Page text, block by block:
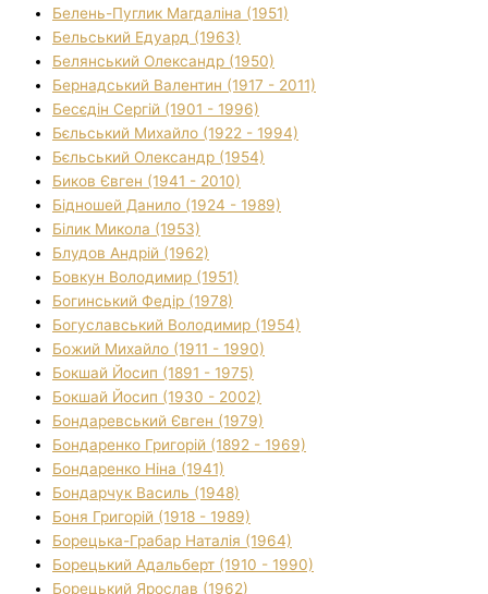
Белень-Пуглик Магдаліна (1951)
Бельський Едуард (1963)
Белянський Олександр (1950)
Бернадський Валентин (1917 - 2011)
Бесєдін Сергій (1901 - 1996)
Бєльський Михайло (1922 - 1994)
Бєльський Олександр (1954)
Биков Євген (1941 - 2010)
Бідношей Данило (1924 - 1989)
Білик Микола (1953)
Блудов Андрій (1962)
Бовкун Володимир (1951)
Богинський Федір (1978)
Богуславський Володимир (1954)
Божий Михайло (1911 - 1990)
Бокшай Йосип (1891 - 1975)
Бокшай Йосип (1930 - 2002)
Бондаревський Євген (1979)
Бондаренко Григорій (1892 - 1969)
Бондаренко Ніна (1941)
Бондарчук Василь (1948)
Боня Григорій (1918 - 1989)
Борецька-Грабар Наталія (1964)
Борецький Адальберт (1910 - 1990)
Борецький Ярослав (1962)